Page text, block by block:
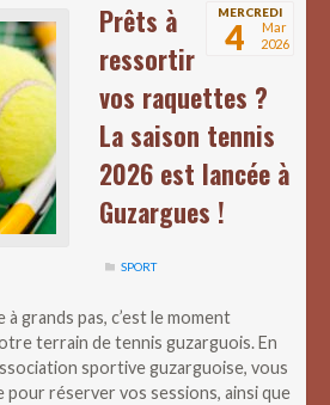
MERCREDI
4
Mar
2026
Prêts à
ressortir
vos raquettes ?
La saison tennis
2026 est lancée à
Guzargues !
SPORT
grands pas, c’est le moment
terrain de tennis guzarguois. En
sportive guzarguoise, vous
pour réserver vos sessions, ainsi que